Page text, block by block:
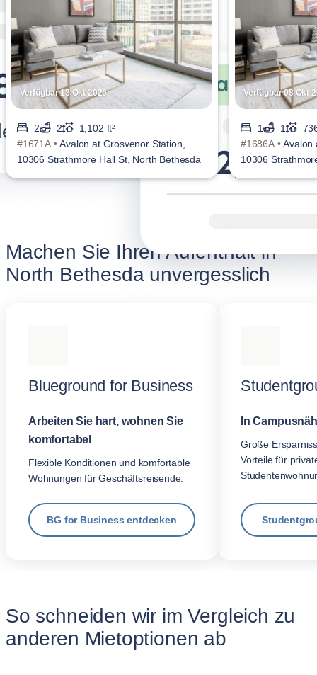
Verfügbar 13 Okt 2026
2 2
1,102 ft²
#1671A •Avalon at Grosvenor Station,
10306 Strathmore Hall St, North Bethesda
Verfügbar 08 Okt
1 1
#1686A •Avalon
10306
Machen Sie Ihren Aufenthalt in
North Bethesda unvergesslich
Blueground for Business
Arbeiten Sie hart, wohnen Sie
komfortabel
Flexible Konditionen und komfortable
Wohnungen für Geschäftsreisende.
BG for Business entdecken
In
Große
Vorteile für
So schneiden wir im Vergleich zu
anderen Mietoptionen ab